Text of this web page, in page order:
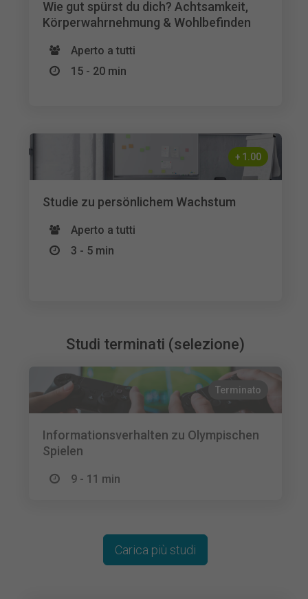
Wie gut spürst du dich? Achtsamkeit,
Körperwahrnehmung & Wohlbefinden
Aperto a tutti
15 - 20 min
+ 1.00
Studie zu persönlichem Wachstum
Aperto a tutti
3 - 5 min
Studi terminati (selezione)
Terminato
Informationsverhalten zu Olympischen
Spielen
9 - 11 min
Carica più studi